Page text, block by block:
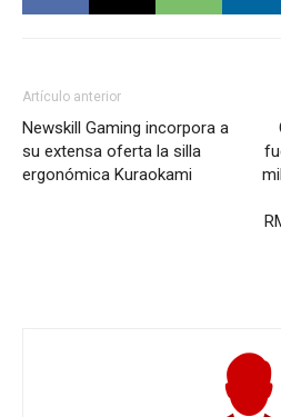
Artículo anterior
Newskill Gaming incorpora a
su extensa oferta la silla
ergonómica Kuraokami